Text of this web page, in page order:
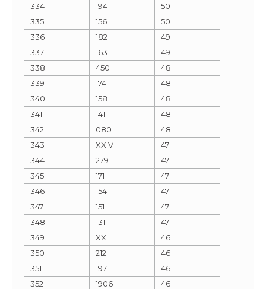
334
194
50
335
156
50
336
182
49
337
163
49
338
450
48
339
174
48
340
158
48
341
141
48
342
080
48
343
XXIV
47
344
279
47
345
171
47
346
154
47
347
151
47
348
131
47
349
XXII
46
350
212
46
351
197
46
352
1906
46